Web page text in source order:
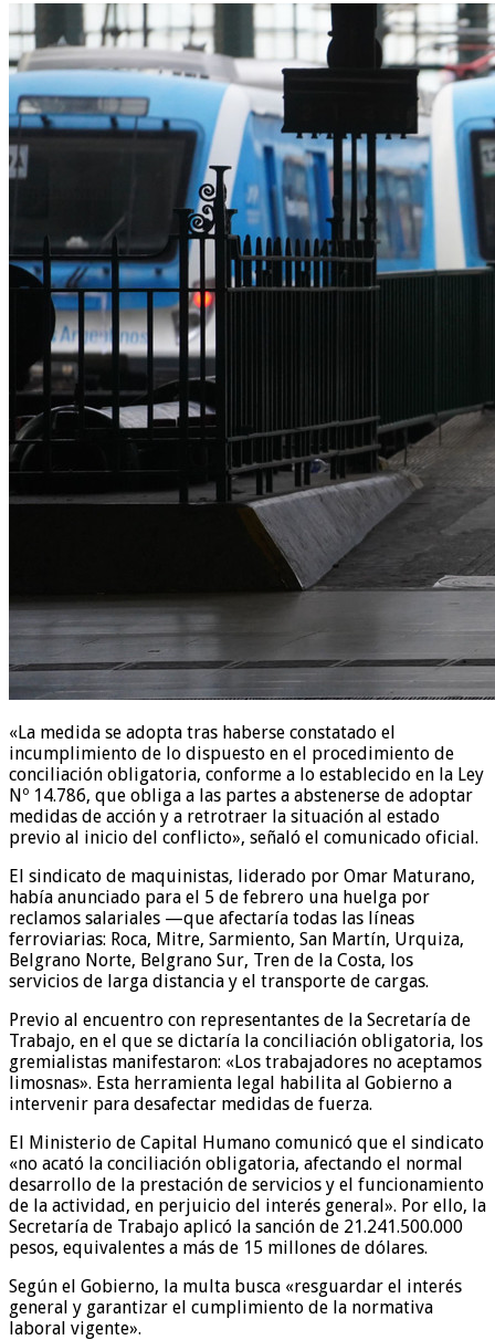
«La medida se adopta tras haberse constatado el
incumplimiento de lo dispuesto en el procedimiento de
conciliación obligatoria, conforme a lo establecido en la Ley
Nº 14.786, que obliga a las partes a abstenerse de adoptar
medidas de acción y a retrotraer la situación al estado
previo al inicio del conflicto», señaló el comunicado oficial.
El sindicato de maquinistas, liderado por Omar Maturano,
había anunciado para el 5 de febrero una huelga por
reclamos salariales —que afectaría todas las líneas
ferroviarias: Roca, Mitre, Sarmiento, San Martín, Urquiza,
Belgrano Norte, Belgrano Sur, Tren de la Costa, los
servicios de larga distancia y el transporte de cargas.
Previo al encuentro con representantes de la Secretaría de
Trabajo, en el que se dictaría la conciliación obligatoria, los
gremialistas manifestaron: «Los trabajadores no aceptamos
limosnas». Esta herramienta legal habilita al Gobierno a
intervenir para desafectar medidas de fuerza.
El Ministerio de Capital Humano comunicó que el sindicato
«no acató la conciliación obligatoria, afectando el normal
desarrollo de la prestación de servicios y el funcionamiento
de la actividad, en perjuicio del interés general». Por ello, la
Secretaría de Trabajo aplicó la sanción de 21.241.500.000
pesos, equivalentes a más de 15 millones de dólares.
Según el Gobierno, la multa busca «resguardar el interés
general y garantizar el cumplimiento de la normativa
laboral vigente».